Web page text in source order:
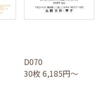
D070
30枚 6,185円～